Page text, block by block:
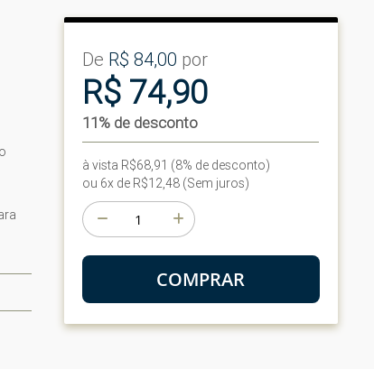
De R$ 84,00 por
R$ 74,90
11% de desconto
à vista R$68,91 (8% de desconto)
ou 6x de R$12,48 (Sem juros)
COMPRAR